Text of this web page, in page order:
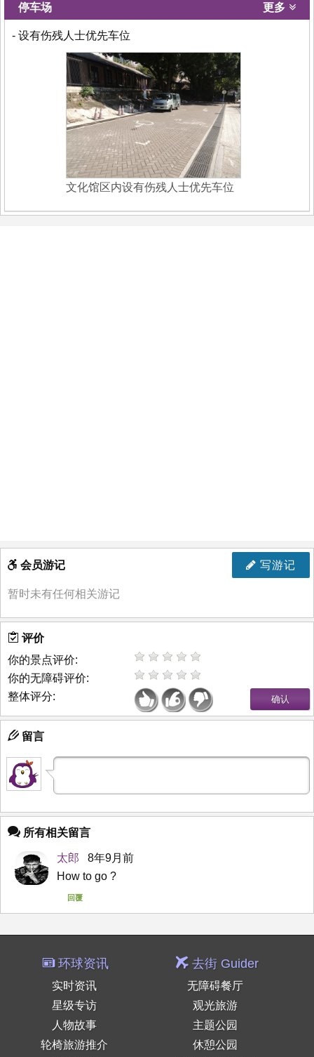
停车场 更多
- 设有伤残人士优先车位
文化馆区内设有伤残人士优先车位
写游记
会员游记
暂时未有任何相关游记
评价
你的景点评价:
你的无障碍评价:
整体评分:
留言
所有相关留言
太郎
8年9月前
How to go ?
回覆
环球资讯
实时资讯
星级专访
人物故事
轮椅旅游推介
去街 Guider
无障碍餐厅
观光旅游
主题公园
休憩公园